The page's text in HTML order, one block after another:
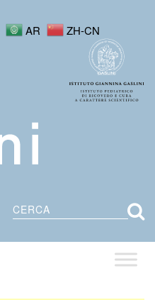
AR ZH-CN
Cerca